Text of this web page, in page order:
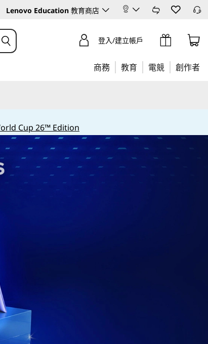
Lenovo Education 教育商店
登入/建立帳戶
商務 教育 電競 創作者
Cup 26™ Edition